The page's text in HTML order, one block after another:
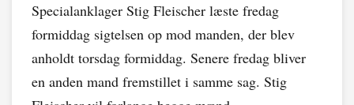
Specialanklager Stig Fleischer læste fredag
formiddag sigtelsen op mod manden, der blev
anholdt torsdag formiddag. Senere fredag bliver
en anden mand fremstillet i samme sag. Stig